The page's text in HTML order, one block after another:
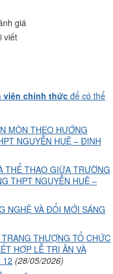
giá
viết
viên chính thức để có thể
MÔN THEO HƯỚNG
NGUYỄN HUỆ – ĐINH
THỂ THAO GIỮA TRƯỜNG
THPT NGUYỄN HUỆ –
NGHỆ VÀ ĐỔI MỚI SÁNG
THƯỢNG TỔ CHỨC
HỢP LỄ TRI ÂN VÀ
12 (28/05/2026)